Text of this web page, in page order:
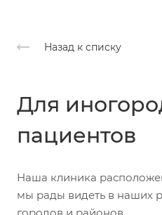
Назад к списку
Для
пациентов
Наша клиника
мы рады видеть в наших